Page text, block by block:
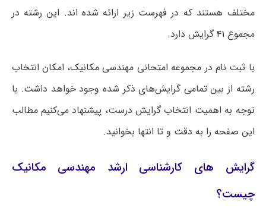
مختلف هستند که در فهرست زیر ارائه شده اند. این رشته در
مجموع ۴۱گرایش دارد.
با ثبت نام در مجموعه امتحانی مهندسی مکانیک، امکان انتخاب
رشته از بین تمامی گرایش‌های ذکر شده وجود خواهد داشت. با
توجه به اهمیت انتخاب گرایش درست، پیشنهاد می‌کنیم مطالب
این صفحه را به دقت و تا انتها بخوانید.
گرایش های کارشناسی ارشد مهندسی مکانیک
چیست؟